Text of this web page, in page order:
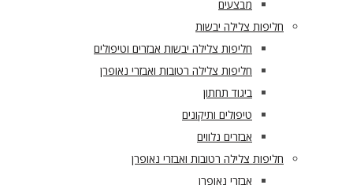
מבצעים
חליפות צלילה יבשות
חליפות צלילה יבשות אבזרים וטיפולים
חליפות צלילה רטובות ואבזרי נאופרן
ביגוד תחתון
טיפולים ותיקונים
אבזרים נלווים
חליפות צלילה רטובות ואבזרי נאופרן
אבזרי נאופרן